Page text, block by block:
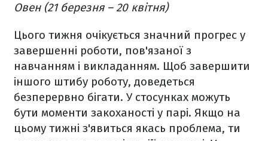
Овен (21 березня – 20 квітня)
Цього тижня очікується значний прогрес у
завершенні роботи, пов'язаної з
навчанням і викладанням. Щоб завершити
іншого штибу роботу, доведеться
безперервно бігати. У стосунках можуть
бути моменти закоханості у парі. Якщо на
цьому тижні з'явиться якась проблема, ти